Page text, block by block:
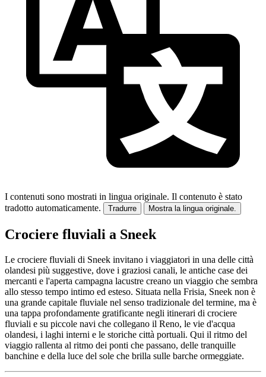
I contenuti sono mostrati in lingua originale. Il contenuto è stato
tradotto automaticamente.
Tradurre Mostra la lingua originale.
Crociere fluviali a Sneek
Le crociere fluviali di Sneek invitano i viaggiatori in una delle città
olandesi più suggestive, dove i graziosi canali, le antiche case dei
mercanti e l'aperta campagna lacustre creano un viaggio che sembra
allo stesso tempo intimo ed esteso. Situata nella Frisia, Sneek non è
una grande capitale fluviale nel senso tradizionale del termine, ma è
una tappa profondamente gratificante negli itinerari di crociere
fluviali e su piccole navi che collegano il Reno, le vie d'acqua
olandesi, i laghi interni e le storiche città portuali. Qui il ritmo del
viaggio rallenta al ritmo dei ponti che passano, delle tranquille
banchine e della luce del sole che brilla sulle barche ormeggiate.